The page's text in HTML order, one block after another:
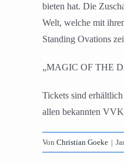
bieten hat. Die
Welt, welche mit
Standing Ovations
„MAGIC OF THE
Tickets sind
allen bekannten
Von Christian Goeke |